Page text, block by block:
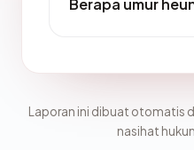
Berapa umur
Laporan ini dibuat otomatis
nasihat